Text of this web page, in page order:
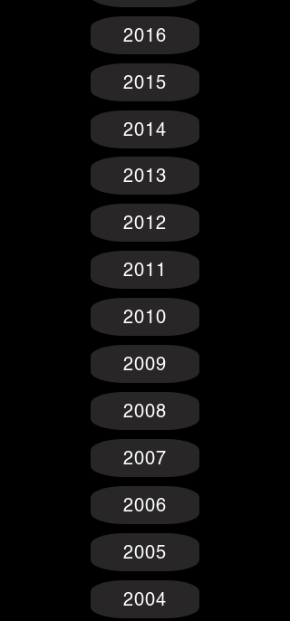
2016
2015
2014
2013
2012
2011
2010
2009
2008
2007
2006
2005
2004